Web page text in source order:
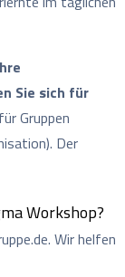
Sie sich für
Gruppen
Der
Workshop?
Wir helfen